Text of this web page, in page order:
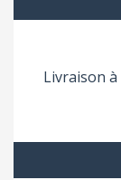
Livraison à